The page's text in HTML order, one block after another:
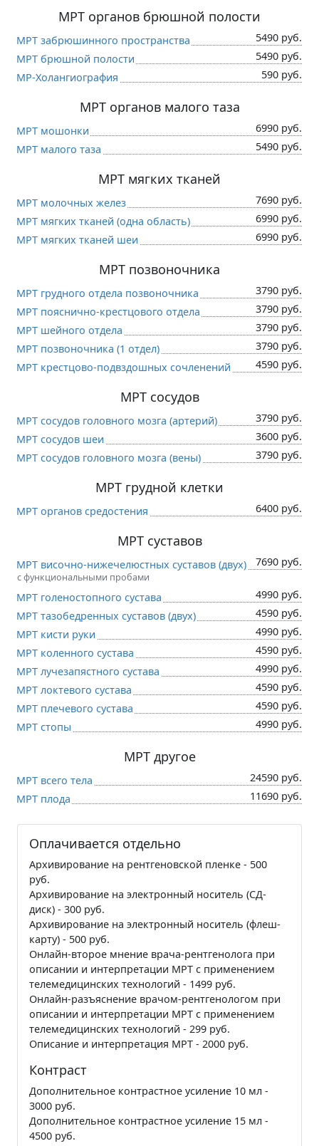
МРТ органов брюшной полости
МРТ забрюшинного пространства
5490 руб.
МРТ брюшной полости
5490 руб.
МР-Холангиография
590 руб.
МРТ органов малого таза
МРТ мошонки
6990 руб.
МРТ малого таза
5490 руб.
МРТ мягких тканей
МРТ молочных желез
7690 руб.
МРТ мягких тканей (одна область)
6990 руб.
МРТ мягких тканей шеи
6990 руб.
МРТ позвоночника
МРТ грудного отдела позвоночника
3790 руб.
МРТ пояснично-крестцового отдела
3790 руб.
МРТ шейного отдела
3790 руб.
МРТ позвоночника (1 отдел)
3790 руб.
МРТ крестцово-подвздошных сочленений
4590 руб.
МРТ сосудов
МРТ сосудов головного мозга (артерий)
3790 руб.
МРТ сосудов шеи
3600 руб.
МРТ сосудов головного мозга (вены)
3790 руб.
МРТ грудной клетки
МРТ органов средостения 6400 руб.
МРТ суставов
МРТ височно-нижечелюстных суставов (двух) 7690 руб.
с функциональными пробами
МРТ голеностопного сустава
4990 руб.
МРТ тазобедренных суставов (двух)
4590 руб.
МРТ кисти руки
4990 руб.
МРТ коленного сустава
4590 руб.
МРТ лучезапястного сустава
4990 руб.
МРТ локтевого сустава
4590 руб.
МРТ плечевого сустава
4590 руб.
МРТ стопы
4990 руб.
МРТ другое
МРТ всего тела
24590 руб.
МРТ плода
11690 руб.
Оплачивается отдельно
Архивирование на рентгеновской пленке - 500
руб.
Архивирование на электронный носитель (СД-
диск) - 300 руб.
Архивирование на электронный носитель (флеш-
карту) - 500 руб.
Онлайн-второе мнение врача-рентгенолога при
описании и интерпретации МРТ с применением
телемедицинских технологий - 1499 руб.
Онлайн-разъяснение врачом-рентгенологом при
описании и интерпретации МРТ с применением
телемедицинских технологий - 299 руб.
Описание и интерпретация МРТ - 2000 руб.
Контраст
Дополнительное контрастное усиление 10 мл -
3000 руб.
Дополнительное контрастное усиление 15 мл -
4500 руб.